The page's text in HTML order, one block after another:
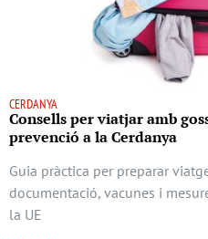
CERDANYA
Consells per viatjar amb
prevenció a la Cerdanya
Guia pràctica per preparar
documentació, vacunes i
la UE